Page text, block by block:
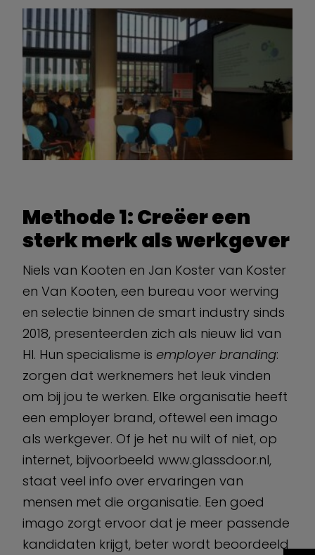
Methode 1: Creëer een
sterk merk als werkgever
Niels van Kooten en Jan Koster van Koster
en Van Kooten, een bureau voor werving
en selectie binnen de smart industry sinds
2018, presenteerden zich als nieuw lid van
HI. Hun specialisme isemployer branding:
zorgen dat werknemers het leuk vinden
om bij jou te werken. Elke organisatie heeft
een employer brand, oftewel een imago
als werkgever. Of je het nu wilt of niet, op
internet, bijvoorbeeld www.glassdoor.nl,
staat veel info over ervaringen van
mensen met die organisatie. Een goed
imago zorgt ervoor dat je meer passende
kandidaten krijgt, beter wordt beoordeeld